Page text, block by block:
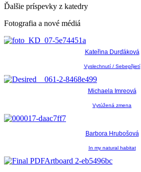
Ďalšie príspevky z katedry
Fotografia a nové médiá
Kateřina Durďáková
Vyslechnutí / Sebepřijetí
Michaela Imreová
Vytúžená zmena
Barbora Hrubošová
In my natural habitat